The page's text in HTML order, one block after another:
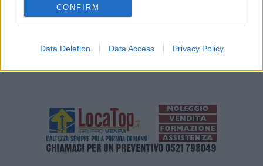
CONFIRM
Data Deletion Data Access Privacy Policy